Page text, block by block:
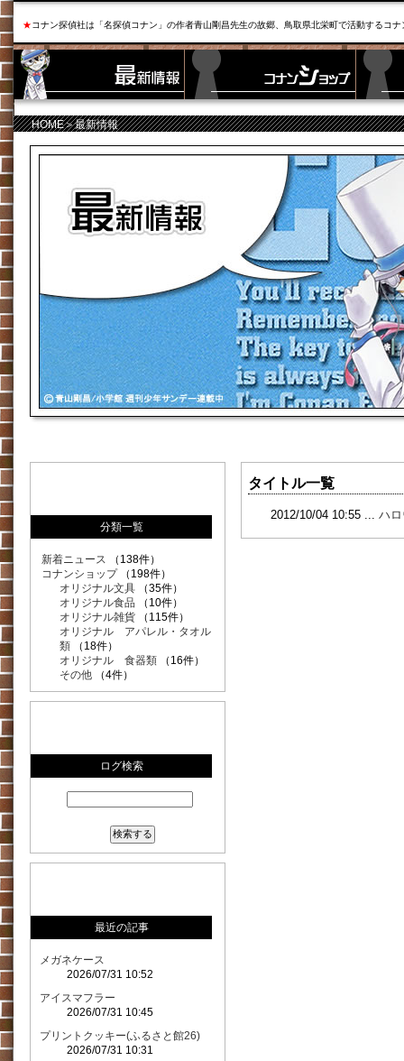
★コナン探偵社は「名探偵コナン」の作者青山剛昌先生の故郷、鳥取県北栄町で活動するコ
HOME＞最新情報
タイトル一覧
2012/10/04 10:55 ... ハ
分類一覧
新着ニュース （138件）
コナンショップ（198件）
オリジナル文具 （35件）
オリジナル食品 （10件）
オリジナル雑貨 （115件）
オリジナル アパレル・タオル
類 （18件）
オリジナル 食器類 （16件）
その他 （4件）
ログ検索
最近の記事
メガネケース
2026/07/31 10:52
アイスマフラー
2026/07/31 10:45
プリントクッキー(ふるさと館26)
2026/07/31 10:31